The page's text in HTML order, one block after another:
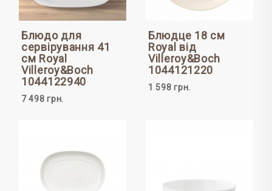
Блюдо для
сервірування 41
см Royal
Villeroy&Boch
1044122940
7 498 грн.
Блюдце 18 см
Royal від
Villeroy&Boch
1044121220
1 598 грн.